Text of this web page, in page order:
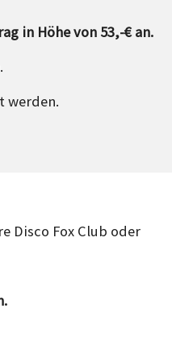
in Höhe von 53,-€ an.
werden.
Disco Fox Club oder